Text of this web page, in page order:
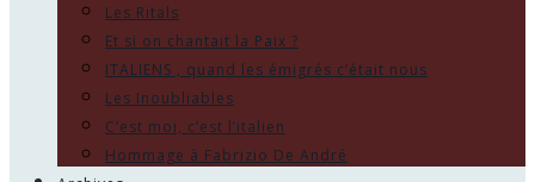
Les Ritals
Et si on chantait la Paix ?
ITALIENS , quand les émigrés c’était nous
Les Inoubliables
C’est moi, c’est l’italien
Hommage à Fabrizio De André